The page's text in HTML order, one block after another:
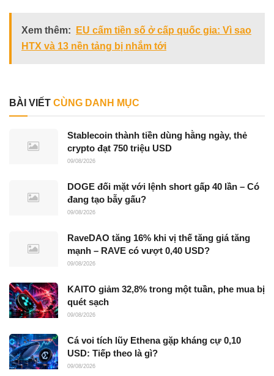
Xem thêm:
EU cấm tiền số ở cấp quốc gia: Vì sao
HTX và 13 nền tảng bị nhắm tới
BÀI VIẾT CÙNG DANH MỤC
Stablecoin thành tiền dùng hằng ngày, thẻ
crypto đạt 750 triệu USD
09/08/2026
DOGE đối mặt với lệnh short gấp 40 lần – Có
đang tạo bẫy gấu?
09/08/2026
RaveDAO tăng 16% khi vị thế tăng giá tăng
mạnh – RAVE có vượt 0,40 USD?
09/08/2026
KAITO giảm 32,8% trong một tuần, phe mua bị
quét sạch
09/08/2026
Cá voi tích lũy Ethena gặp kháng cự 0,10
USD: Tiếp theo là gì?
09/08/2026